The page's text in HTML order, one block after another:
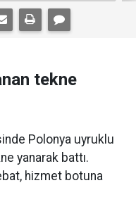
tekne
Polonya uyruklu
yanarak battı.
hizmet botuna